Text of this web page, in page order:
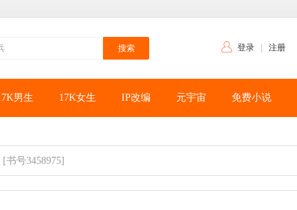
登录 注册
男生 17K女生 IP改编 元宇宙 免费小说
[书号3458975]